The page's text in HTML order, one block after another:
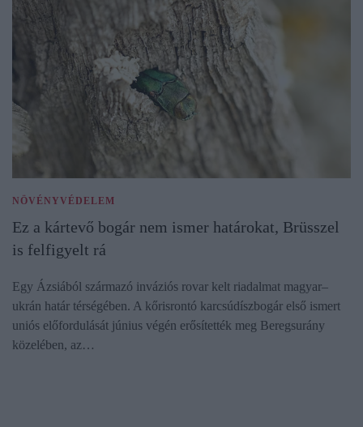
NÖVÉNYVÉDELEM
Ez a kártevő bogár nem ismer határokat, Brüsszel
is felfigyelt rá
Egy Ázsiából származó inváziós rovar kelt riadalmat magyar–
ukrán határ térségében. A kőrisrontó karcsúdíszbogár első ismert
uniós előfordulását június végén erősítették meg Beregsurány
közelében, az…